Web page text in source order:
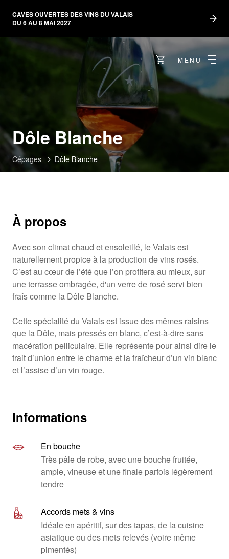
CAVES OUVERTES DES VINS DU VALAIS
DU 6 AU 8 MAI 2027
MENU
Dôle Blanche
Cépages Dôle Blanche
À propos
Avec son climat chaud et ensoleillé, le Valais est
naturellement propice à la production de vins rosés.
C’est au cœur de l’été que l’on profitera au mieux, sur
une terrasse ombragée, d'un verre de rosé servi bien
fraîs comme la Dôle Blanche.
Cette spécialité du Valais est issue des mêmes raisins
que la Dôle, mais pressés en blanc, c’est-à-dire sans
macération pelliculaire. Elle représente pour ainsi dire le
trait d’union entre le charme et la fraîcheur d’un vin blanc
et l’assise d’un vin rouge.
Informations
En bouche
Très pâle de robe, avec une bouche fruitée,
ample, vineuse et une finale parfois légèrement
tendre
Accords mets & vins
Idéale en apéritif, sur des tapas, de la cuisine
asiatique ou des mets relevés (voire même
pimentés)